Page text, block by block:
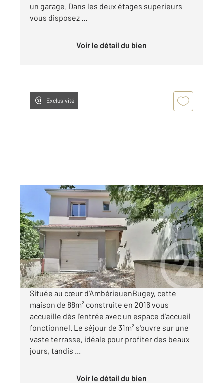
un garage. Dans les deux étages superieurs
vous disposez ...
Voir le détail du bien
Exclusivité
AMBERIEU EN BUGEY 01
88,21 m
, 5 pièces
Ref : 8661
Maison à vendre
259 900 €
Visiter le site dédié
Située au cœur d'AmbérieuenBugey, cette
maison de 88m² construite en 2016 vous
accueille dès l'entrée avec un espace d'accueil
fonctionnel. Le séjour de 31m² s'ouvre sur une
vaste terrasse, idéale pour profiter des beaux
jours, tandis ...
Voir le détail du bien